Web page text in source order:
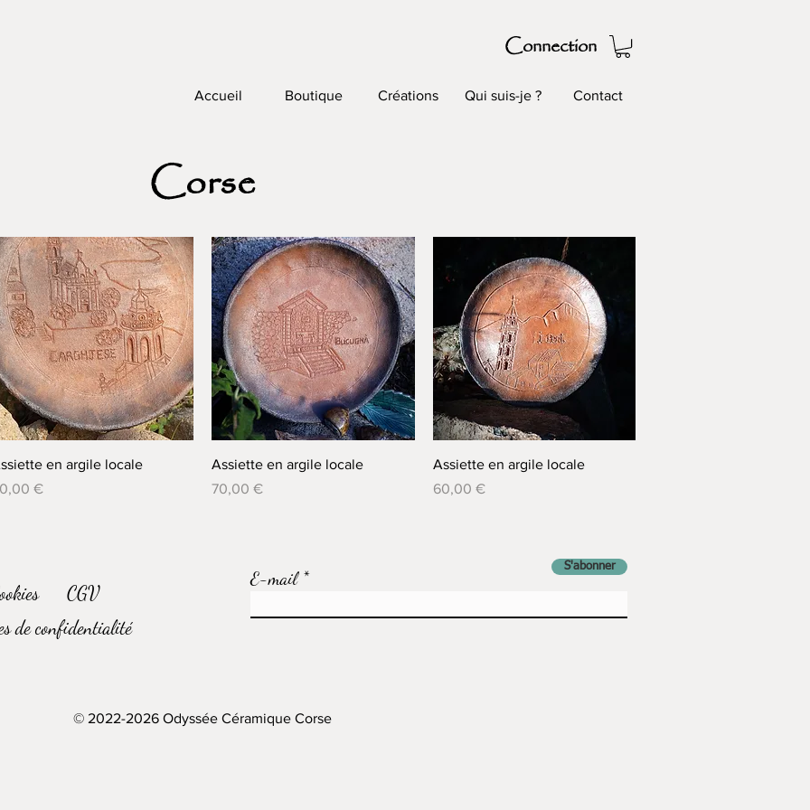
Connection
Accueil Boutique Créations Qui suis-je ? Contact
Corse
Aperçu rapide
en argile locale
€
Aperçu rapide
Assiette en argile locale
Prix
70,00 €
Aperçu rapide
Assiette en argile locale
Prix
60,00 €
CGV
de confidentialité
E-mail
S'abonner
© 2022-2026 Odyssée Céramique Corse